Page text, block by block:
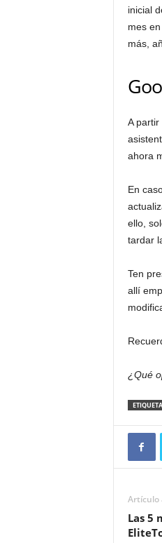
inicial
mes
más,
A partir
ahora
En
ello,
tardar
Ten
allí
¿Qué
Artículo
Las 5